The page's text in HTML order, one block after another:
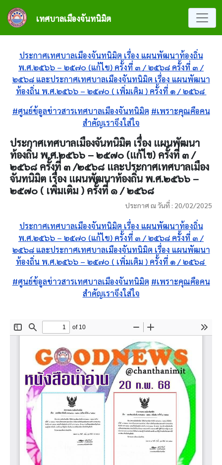
ข้ามไปยังเนื้อหาหลัก
เทศบาลเมืองจันทนิมิต
ประกาศเทศบาลเมืองจันทนิมิต เรื่อง แผนพัฒนาท้องถิ่น
พ.ศ.๒๕๖๖ – ๒๕๗๐ (แก้ไข) ครั้งที่ ๓ / ๒๕๖๘ ครั้งที่ ๓ /
๒๕๖๘ และประกาศเทศบาลเมืองจันทนิมิต เรื่อง แผนพัฒนา
ท้องถิ่น พ.ศ.๒๕๖๖ – ๒๕๗๐ ( เพิ่มเติม ) ครั้งที่ ๑ / ๒๕๖๘
#ศูนย์ข้อูลข่าวสารเทศบาลเมืองจันทนิมิต #เพราะคุณคือคน
สำคัญเราจึงใส่ใจ
ประกาศเทศบาลเมืองจันทนิมิต เรื่อง แผนพัฒนา
ท้องถิ่น พ.ศ.๒๕๖๖ – ๒๕๗๐ (แก้ไข) ครั้งที่ ๓ /
๒๕๖๘ ครั้งที่ ๓ /๒๕๖๘ และประกาศเทศบาลเมือง
จันทนิมิต เรื่อง แผนพัฒนาท้องถิ่น พ.ศ.๒๕๖๖ –
๒๕๗๐ ( เพิ่มเติม ) ครั้งที่ ๑ / ๒๕๖๘
ประกาศ ณ วันที่ : 20/02/2025
ประกาศเทศบาลเมืองจันทนิมิต เรื่อง แผนพัฒนาท้องถิ่น
พ.ศ.๒๕๖๖ – ๒๕๗๐ (แก้ไข) ครั้งที่ ๓ / ๒๕๖๘ ครั้งที่ ๓ /
๒๕๖๘ และประกาศเทศบาลเมืองจันทนิมิต เรื่อง แผนพัฒนา
ท้องถิ่น พ.ศ.๒๕๖๖ – ๒๕๗๐ ( เพิ่มเติม ) ครั้งที่ ๑ / ๒๕๖๘
#ศูนย์ข้อูลข่าวสารเทศบาลเมืองจันทนิมิต #เพราะคุณคือคน
สำคัญเราจึงใส่ใจ